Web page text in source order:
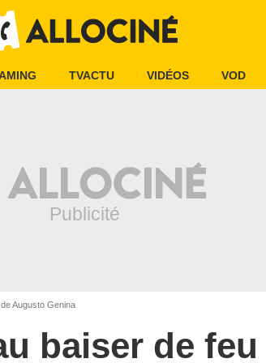
TVACTU VIDÉOS VOD
Augusto Genina
baiser de feu